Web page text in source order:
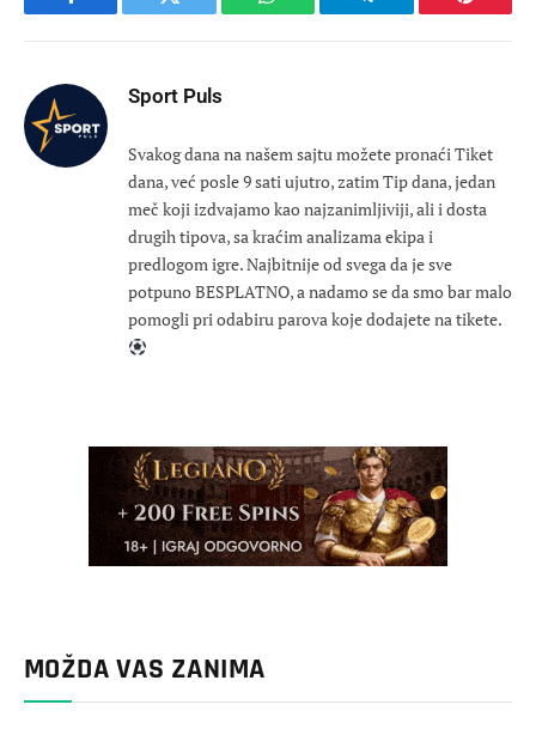
Facebook Twitter WhatsApp Telegram
Sport Puls
Svakog dana na našem sajtu možete pronaći Tiket
dana, već posle 9 sati ujutro, zatim Tip dana, jedan
meč koji izdvajamo kao najzanimljiviji, ali i dosta
drugih tipova, sa kraćim analizama ekipa i
predlogom igre. Najbitnije od svega da je sve
potpuno BESPLATNO, a nadamo se da smo bar malo
pomogli pri odabiru parova koje dodajete na tikete.
MOŽDA VAS ZANIMA